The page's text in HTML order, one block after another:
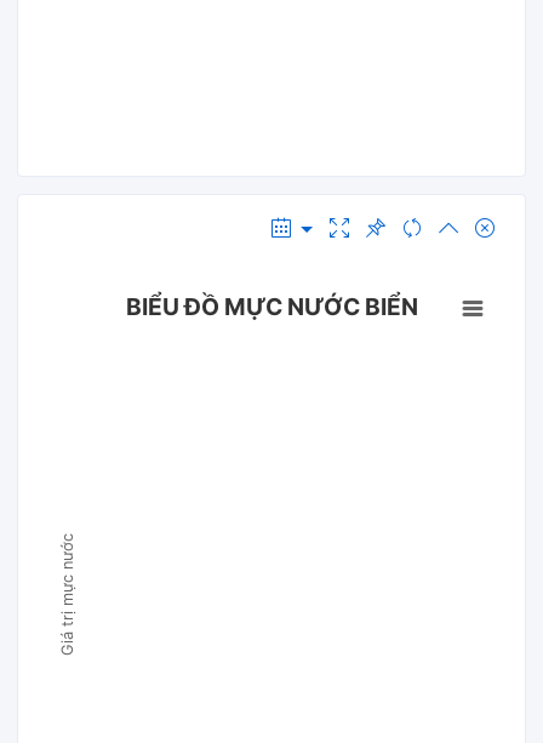
Giá trị mực nước
BIỂU ĐỒ MỰC NƯỚC BIỂN